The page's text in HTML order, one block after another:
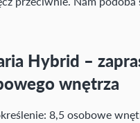
Hybrid –
wnętrza
8,5 osobowe